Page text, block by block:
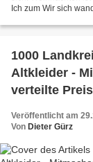
Ich zum Wir sich
1000
Altkleider -
verteilte
Veröffentlicht am
Von Dieter Gürz